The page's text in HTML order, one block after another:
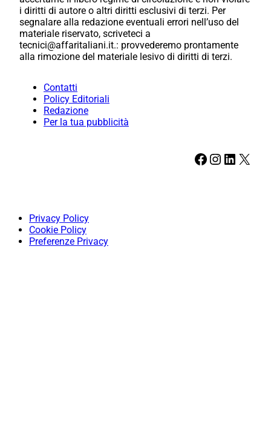
i diritti di autore o altri diritti esclusivi di terzi. Per
segnalare alla redazione eventuali errori nell’uso del
materiale riservato, scriveteci a
tecnici@affaritaliani.it.: provvederemo prontamente
alla rimozione del materiale lesivo di diritti di terzi.
Contatti
Policy Editoriali
Redazione
Per la tua pubblicità
Facebook Instagram LinkedIn X
Privacy Policy
Cookie Policy
Preferenze Privacy